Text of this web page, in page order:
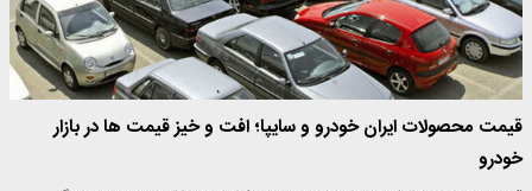
قیمت محصولات ایران خودرو و سایپا؛ افت و خیز قیمت ها در بازار
خودرو